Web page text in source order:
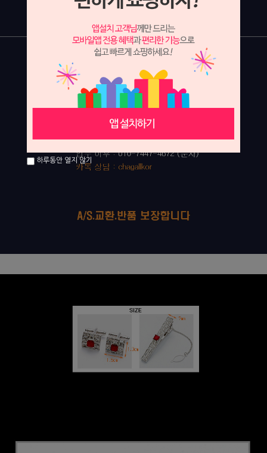
하루동안 열지 않기